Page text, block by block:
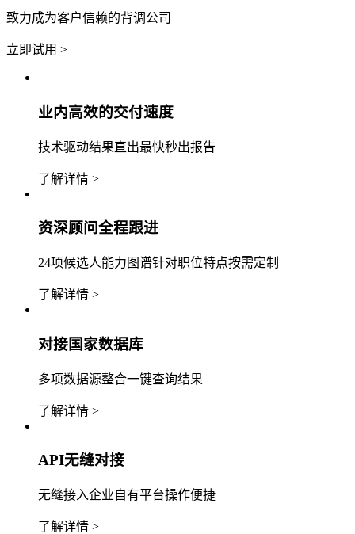
致力成为客户信赖的背调公司
立即试用 >
业内高效的交付速度
技术驱动结果直出最快秒出报告
了解详情 >
资深顾问全程跟进
24项候选人能力图谱针对职位特点按需定制
了解详情 >
对接国家数据库
多项数据源整合一键查询结果
了解详情 >
API无缝对接
无缝接入企业自有平台操作便捷
了解详情 >